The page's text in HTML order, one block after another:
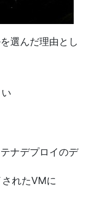
選んだ理由とし
ナデプロイのデ
れたVMに